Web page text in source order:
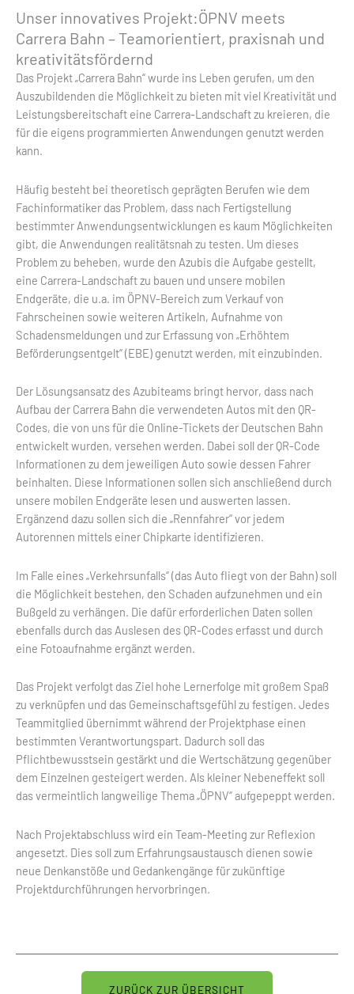
Unser innovatives Projekt:ÖPNV meets
Carrera Bahn – Teamorientiert, praxisnah und
kreativitätsfördernd
Das Projekt „Carrera Bahn“ wurde ins Leben gerufen, um den
Auszubildenden die Möglichkeit zu bieten mit viel Kreativität und
Leistungsbereitschaft eine Carrera-Landschaft zu kreieren, die
für die eigens programmierten Anwendungen genutzt werden
kann.
Häufig besteht bei theoretisch geprägten Berufen wie dem
Fachinformatiker das Problem, dass nach Fertigstellung
bestimmter Anwendungsentwicklungen es kaum Möglichkeiten
gibt, die Anwendungen realitätsnah zu testen. Um dieses
Problem zu beheben, wurde den Azubis die Aufgabe gestellt,
eine Carrera-Landschaft zu bauen und unsere mobilen
Endgeräte, die u.a. im ÖPNV-Bereich zum Verkauf von
Fahrscheinen sowie weiteren Artikeln, Aufnahme von
Schadensmeldungen und zur Erfassung von „Erhöhtem
Beförderungsentgelt“ (EBE) genutzt werden, mit einzubinden.
Der Lösungsansatz des Azubiteams bringt hervor, dass nach
Aufbau der Carrera Bahn die verwendeten Autos mit den QR-
Codes, die von uns für die Online-Tickets der Deutschen Bahn
entwickelt wurden, versehen werden. Dabei soll der QR-Code
Informationen zu dem jeweiligen Auto sowie dessen Fahrer
beinhalten. Diese Informationen sollen sich anschließend durch
unsere mobilen Endgeräte lesen und auswerten lassen.
Ergänzend dazu sollen sich die „Rennfahrer“ vor jedem
Autorennen mittels einer Chipkarte identifizieren.
Im Falle eines „Verkehrsunfalls“ (das Auto fliegt von der Bahn) soll
die Möglichkeit bestehen, den Schaden aufzunehmen und ein
Bußgeld zu verhängen. Die dafür erforderlichen Daten sollen
ebenfalls durch das Auslesen des QR-Codes erfasst und durch
eine Fotoaufnahme ergänzt werden.
Das Projekt verfolgt das Ziel hohe Lernerfolge mit großem Spaß
zu verknüpfen und das Gemeinschaftsgefühl zu festigen. Jedes
Teammitglied übernimmt während der Projektphase einen
bestimmten Verantwortungspart. Dadurch soll das
Pflichtbewusstsein gestärkt und die Wertschätzung gegenüber
dem Einzelnen gesteigert werden. Als kleiner Nebeneffekt soll
das vermeintlich langweilige Thema „ÖPNV“ aufgepeppt werden.
Nach Projektabschluss wird ein Team-Meeting zur Reflexion
angesetzt. Dies soll zum Erfahrungsaustausch dienen sowie
neue Denkanstöße und Gedankengänge für zukünftige
Projektdurchführungen hervorbringen.
ZURÜCK ZUR ÜBERSICHT